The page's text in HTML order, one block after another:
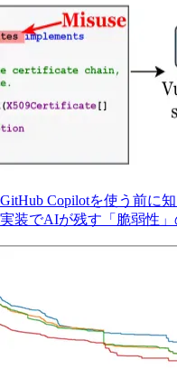
GitHub Copilotを使う前に
実装でAIが残す「脆弱性」